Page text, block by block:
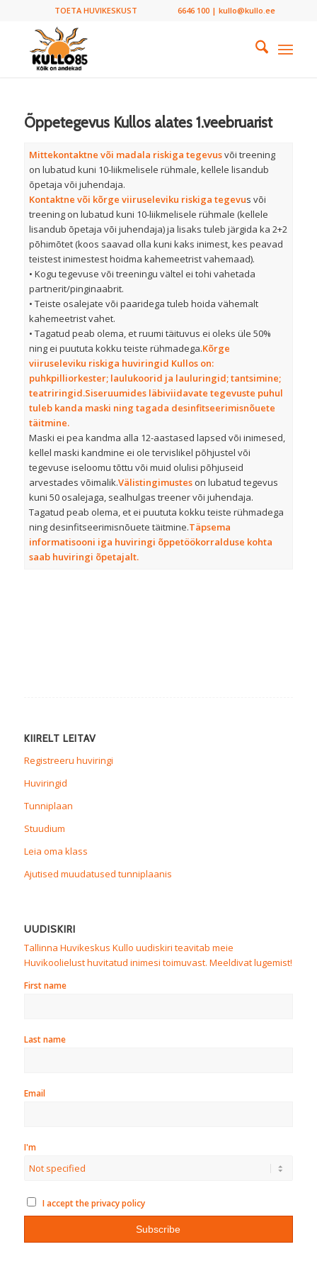
TOETA HUVIKESKUST 6646 100 | kullo@kullo.ee
Õppetegevus Kullos alates 1.veebruarist
Mittekontaktne või madala riskiga tegevusvõi treening
on lubatud kuni 10-liikmelisele rühmale, kellele lisandub
õpetaja või juhendaja.
Kontaktne või kõrge viiruseleviku riskiga tegevus või
treening on lubatud kuni 10-liikmelisele rühmale (kellele
lisandub õpetaja või juhendaja) ja lisaks tuleb järgida ka 2+2
põhimõtet (koos saavad olla kuni kaks inimest, kes peavad
teistest inimestest hoidma kahemeetrist vahemaad).
• Kogu tegevuse või treeningu vältel ei tohi vahetada
partnerit/pinginaabrit.
• Teiste osalejate või paaridega tuleb hoida vähemalt
kahemeetrist vahet.
• Tagatud peab olema, et ruumi täituvus ei oleks üle 50%
ning ei puututa kokku teiste rühmadega.Kõrge
viiruseleviku riskiga huviringid Kullos on:
puhkpilliorkester; laulukoorid ja lauluringid; tantsimine;
teatriringid.Siseruumides läbiviidavate tegevuste puhul
tuleb kanda maski ning tagada desinfitseerimisnõuete
täitmine.
Maski ei pea kandma alla 12-aastased lapsed või inimesed,
kellel maski kandmine ei ole tervislikel põhjustel või
tegevuse iseloomu tõttu või muid olulisi põhjuseid
arvestades võimalik.Välistingimustes on lubatud tegevus
kuni 50 osalejaga, sealhulgas treener või juhendaja.
Tagatud peab olema, et ei puututa kokku teiste rühmadega
ning desinfitseerimisnõuete täitmine.Täpsema
informatisooni iga huviringi õppetöökorralduse kohta
saab huviringi õpetajalt.
KIIRELT LEITAV
Registreeru huviringi
Huviringid
Tunniplaan
Stuudium
Leia oma klass
Ajutised muudatused tunniplaanis
UUDISKIRI
Tallinna Huvikeskus Kullo uudiskiri teavitab meie
Huvikoolielust huvitatud inimesi toimuvast. Meeldivat lugemist!
First name
Last name
Email
I'm
I accept the privacy policy